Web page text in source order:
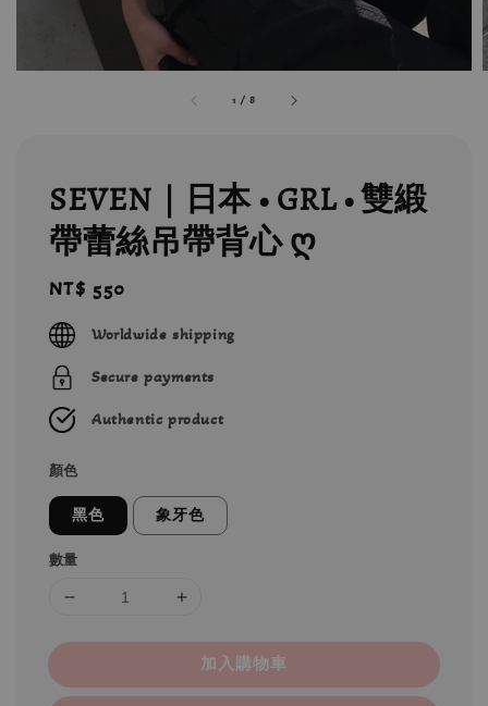
1 /8
SEVEN｜日本 • GRL • 雙緞
帶蕾絲吊帶背心 ღ
Regular
price
NT$ 550
Worldwide shipping
Secure payments
Authentic product
顏色
黑色 象牙色
數量
加入購物車